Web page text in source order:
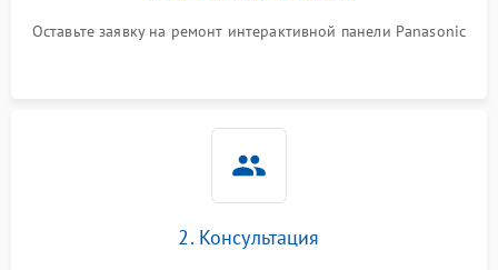
Оставьте заявку на ремонт интерактивной панели Panasonic
2. Консультация